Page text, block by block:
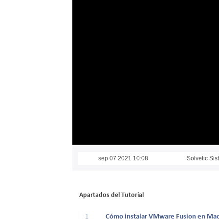
sep 07 2021 10:08 Solvetic
Apartados del Tutorial
1
Cómo instalar VMware Fusion en Mac